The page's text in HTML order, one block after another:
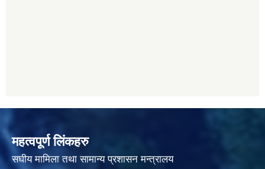
महत्वपूर्ण लिंकहरु
स‌घीय मामिला तथा सामान्य प्रशासन मन्त्रालय